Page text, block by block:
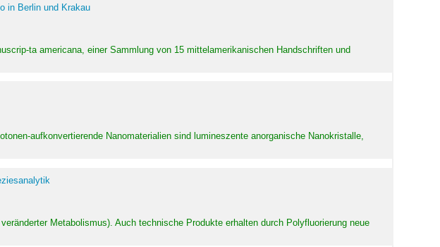
in Berlin und Krakau
ta americana, einer Sammlung von 15 mittelamerikanischen Handschriften und
aufkonvertierende Nanomaterialien sind lumineszente anorganische Nanokristalle,
Metabolismus). Auch technische Produkte erhalten durch Polyfluorierung neue